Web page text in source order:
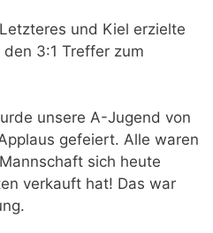
und Kiel erzielte
3:1 Treffer zum
unsere A-Jugend von
gefeiert. Alle waren
sich heute
verkauft hat! Das war